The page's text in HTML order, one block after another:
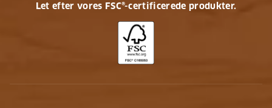
Let efter vores FSC®-certificerede produkter.